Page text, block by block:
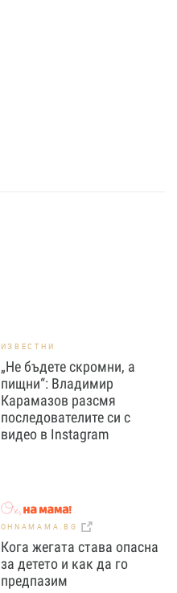
ИЗВЕСТНИ
„Не бъдете скромни, а
пищни“: Владимир
Карамазов разсмя
последователите си с
видео в Instagram
OHNAMAMA.BG
Кога жегата става опасна
за детето и как да го
предпазим